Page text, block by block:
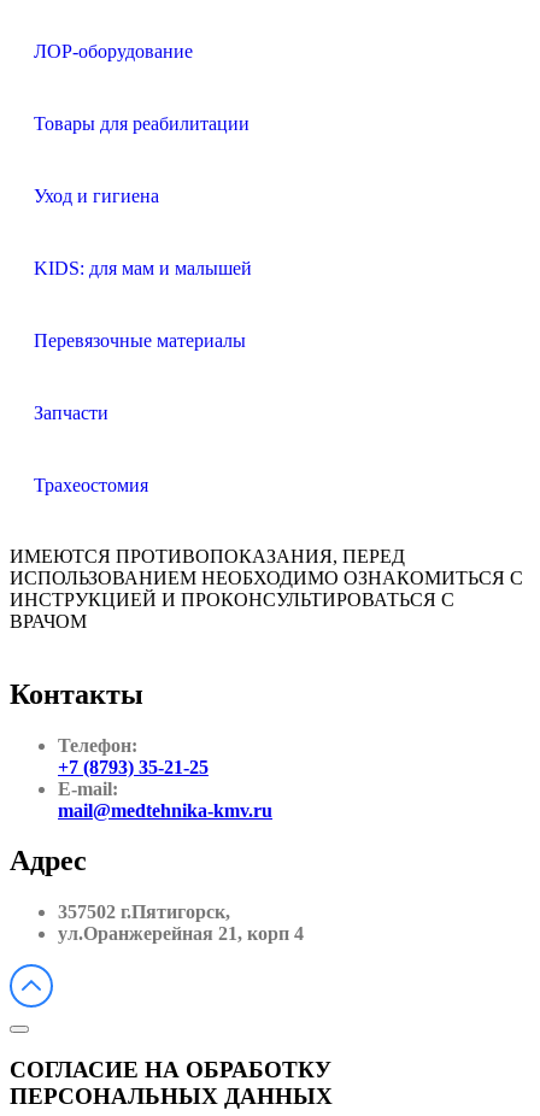
ЛОР-оборудование
Товары для реабилитации
Уход и гигиена
KIDS: для мам и малышей
Перевязочные материалы
Запчасти
Трахеостомия
ИМЕЮТСЯ ПРОТИВОПОКАЗАНИЯ, ПЕРЕД
ИСПОЛЬЗОВАНИЕМ НЕОБХОДИМО ОЗНАКОМИТЬСЯ С
ИНСТРУКЦИЕЙ И ПРОКОНСУЛЬТИРОВАТЬСЯ С
ВРАЧОМ
Контакты
Телефон:
+7 (8793) 35-21-25
E-mail:
mail@medtehnika-kmv.ru
Адрес
357502 г.Пятигорск,
ул.Оранжерейная 21, корп 4
СОГЛАСИЕ НА ОБРАБОТКУ
ПЕРСОНАЛЬНЫХ ДАННЫХ